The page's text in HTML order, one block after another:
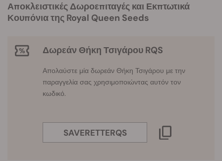
Αποκλειστικές Δωροεπιταγές και Εκπτωτικά
Κουπόνια της Royal Queen Seeds
Δωρεάν Θήκη Τσιγάρου RQS
Απολαύστε μία δωρεάν Θήκη Τσιγάρου με την
παραγγελία σας χρησιμοποιώντας αυτόν τον
κωδικό.
SAVERETTERQS